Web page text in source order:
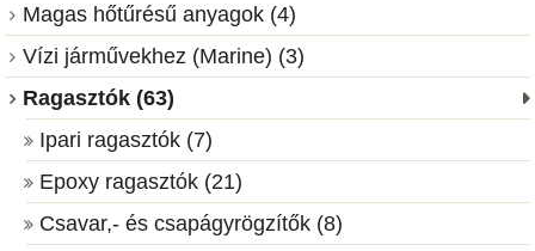
Magas hőtűrésű anyagok (4)
Vízi járművekhez (Marine) (3)
Ragasztók (63)
Ipari ragasztók (7)
Epoxy ragasztók (21)
Csavar,- és csapágyrögzítők (8)